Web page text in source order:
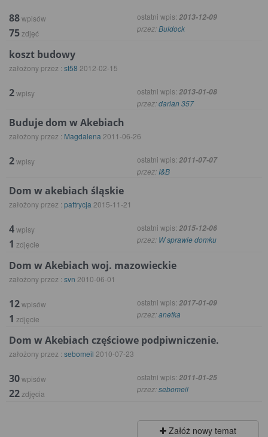
88wpisów
75 zdjęć
ostatni wpis: 2013-12-09
przez:Buldock
koszt budowy
założony przez : st58 2012-02-15
2wpisy ostatni wpis: 2013-01-08
przez:darian 357
Buduje dom w Akebiach
założony przez : Magdalena 2011-06-26
2wpisy ostatni wpis: 2011-07-07
przez: I&B
Dom w akebiach śląskie
założony przez : pattrycja 2015-11-21
4wpisy
1 zdjęcie
ostatni wpis: 2015-12-06
przez: W sprawie domku
Dom w Akebiach woj. mazowieckie
założony przez : svn 2010-06-01
12wpisów
1 zdjęcie
ostatni wpis: 2017-01-09
przez:anetka
Dom w Akebiach częściowe podpiwniczenie.
założony przez : sebomeil 2010-07-23
30wpisów
22 zdjęcia
ostatni wpis: 2011-01-25
przez:sebomeil
Załóż nowy temat